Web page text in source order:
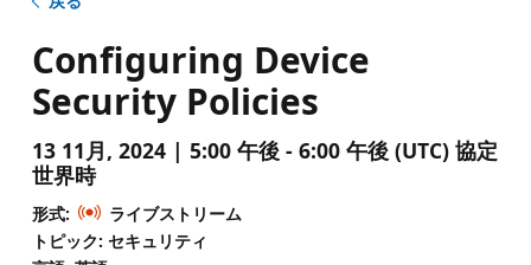
Configuring Device
Security Policies
13 11月, 2024 | 5:00 午後 - 6:00 午後 (UTC) 協定
世界時
形式:
ライブストリーム
トピック: セキュリティ